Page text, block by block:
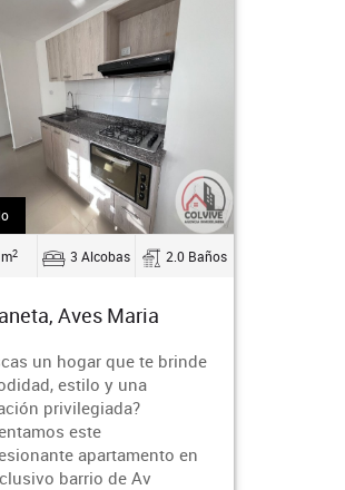
3 Alcobas 2.0 Baños
Aves Maria
un hogar que te brinde
estilo y una
privilegiada?
este
apartamento en
barrio de Av